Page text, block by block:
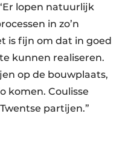
lopen natuurlijk
in zo’n
is fijn om dat in goed
kunnen realiseren.
op de bouwplaats,
komen. Coulisse
partijen.”